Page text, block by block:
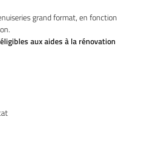
grand format, en fonction
éligibles aux aides à la rénovation